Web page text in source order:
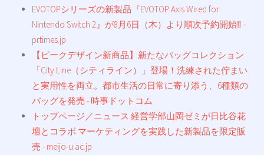
EVOTOPシリーズの新製品『EVOTOP Axis Wired for
Nintendo Switch 2』が8月6日（木）より順次予約開始‼ -
prtimes.jp
【ピークデザイン新商品】新たなバッグコレクション
「City Line（シティライン）」登場！洗練された佇まい
と実用性を両立。都市生活の日常に寄り添う、6種類の
バッグを発売 - 時事ドットコム
トップページ／ニュース 経営学部山岡ゼミが日比谷花
壇とコラボ マーケティングを実践した新製品を限定販
売 - meijo-u.ac.jp